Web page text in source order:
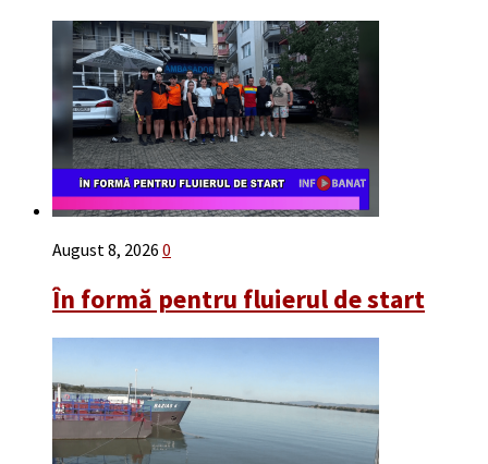
August 8, 2026 0
În formă pentru fluierul de start